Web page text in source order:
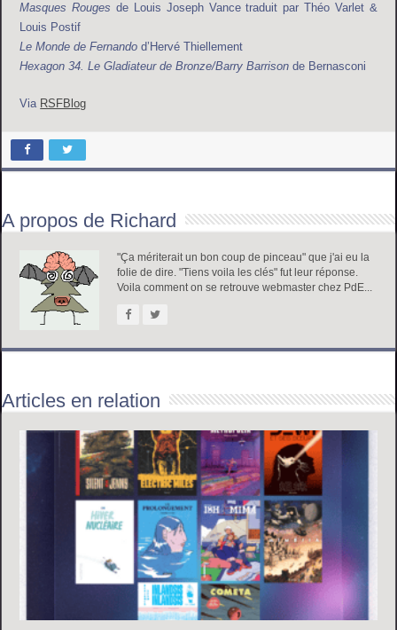
Masques Rouges de Louis Joseph Vance traduit par Théo Varlet &
Louis Postif
Le Monde de Fernando d’Hervé Thiellement
Hexagon 34. Le Gladiateur de Bronze/Barry Barrison de Bernasconi
Via RSFBlog
A propos de Richard
"Ça mériterait un bon coup de pinceau" que j'ai eu la
folie de dire. "Tiens voila les clés" fut leur réponse.
Voila comment on se retrouve webmaster chez PdE...
Articles en relation